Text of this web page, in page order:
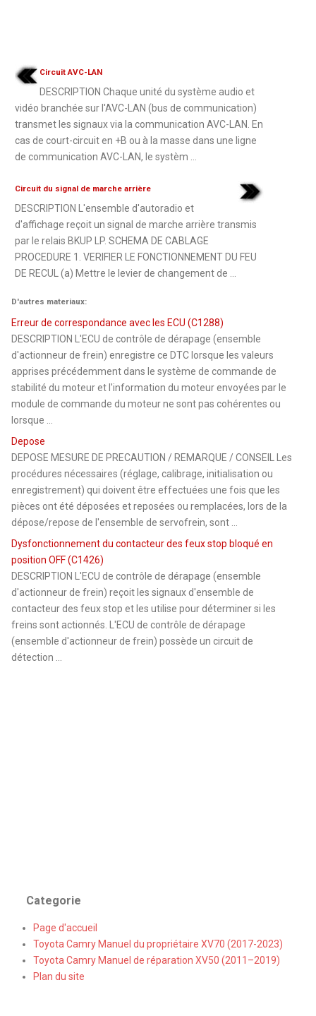
Circuit AVC-LAN
DESCRIPTION Chaque unité du système audio et
vidéo branchée sur l'AVC-LAN (bus de communication)
transmet les signaux via la communication AVC-LAN. En
cas de court-circuit en +B ou à la masse dans une ligne
de communication AVC-LAN, le systèm ...
Circuit du signal de marche arrière
DESCRIPTION L'ensemble d'autoradio et
d'affichage reçoit un signal de marche arrière transmis
par le relais BKUP LP. SCHEMA DE CABLAGE
PROCEDURE 1. VERIFIER LE FONCTIONNEMENT DU FEU
DE RECUL (a) Mettre le levier de changement de ...
D'autres materiaux:
Erreur de correspondance avec les ECU (C1288)
DESCRIPTION L'ECU de contrôle de dérapage (ensemble
d'actionneur de frein) enregistre ce DTC lorsque les valeurs
apprises précédemment dans le système de commande de
stabilité du moteur et l'information du moteur envoyées par le
module de commande du moteur ne sont pas cohérentes ou
lorsque ...
Depose
DEPOSE MESURE DE PRECAUTION / REMARQUE / CONSEIL Les
procédures nécessaires (réglage, calibrage, initialisation ou
enregistrement) qui doivent être effectuées une fois que les
pièces ont été déposées et reposées ou remplacées, lors de la
dépose/repose de l'ensemble de servofrein, sont ...
Dysfonctionnement du contacteur des feux stop bloqué en
position OFF (C1426)
DESCRIPTION L'ECU de contrôle de dérapage (ensemble
d'actionneur de frein) reçoit les signaux d'ensemble de
contacteur des feux stop et les utilise pour déterminer si les
freins sont actionnés. L'ECU de contrôle de dérapage
(ensemble d'actionneur de frein) possède un circuit de
détection ...
Categorie
Page d'accueil
Toyota Camry Manuel du propriétaire XV70 (2017-2023)
Toyota Camry Manuel de réparation XV50 (2011–2019)
Plan du site